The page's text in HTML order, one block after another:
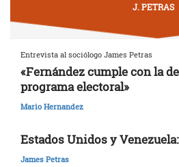
J. PETRAS
Entrevista al sociólogo James Petras
«Fernández cumple con la
programa electoral»
Mario Hernandez
Estados Unidos y
James Petras